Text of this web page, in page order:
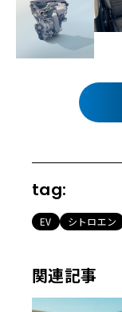
tag:
EV シトロエン
関連記事